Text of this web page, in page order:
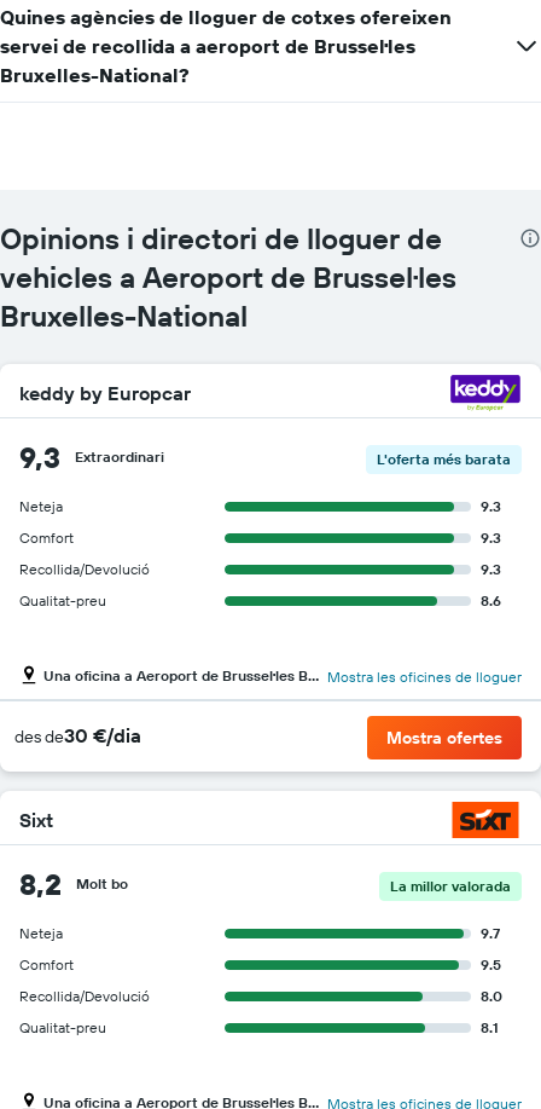
Quines agències de lloguer de cotxes ofereixen
servei de recollida a aeroport de Brussel·les
Bruxelles-National?
Opinions i directori de lloguer de
vehicles a Aeroport de Brussel·les
Bruxelles-National
keddy by Europcar
9,3 Extraordinari L'oferta més barata
Neteja
9.3
Comfort
9.3
Recollida/Devolució
9.3
Qualitat-preu
8.6
Una oficina a Aeroport de Brussel·les Bruxelles-National Mostra les oficines de lloguer
des de30 €/dia Mostra ofertes
Sixt
8,2 Molt bo La millor valorada
Neteja
9.7
Comfort
9.5
Recollida/Devolució
8.0
Qualitat-preu
8.1
Una oficina a Aeroport de Brussel·les Bruxelles-National Mostra les oficines de lloguer